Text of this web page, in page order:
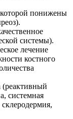
понижены
системы).
лечение
костного
(реактивный
системная